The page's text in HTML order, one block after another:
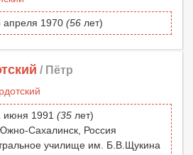
апреля 1970 (56 лет)
/ Пётр
июня 1991 (35 лет)
Сахалинск, Россия
училище им. Б.В.Щукина